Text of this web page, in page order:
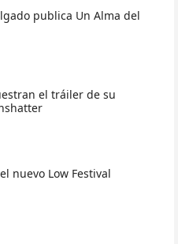
publica Un Alma del
el tráiler de su
nuevo Low Festival